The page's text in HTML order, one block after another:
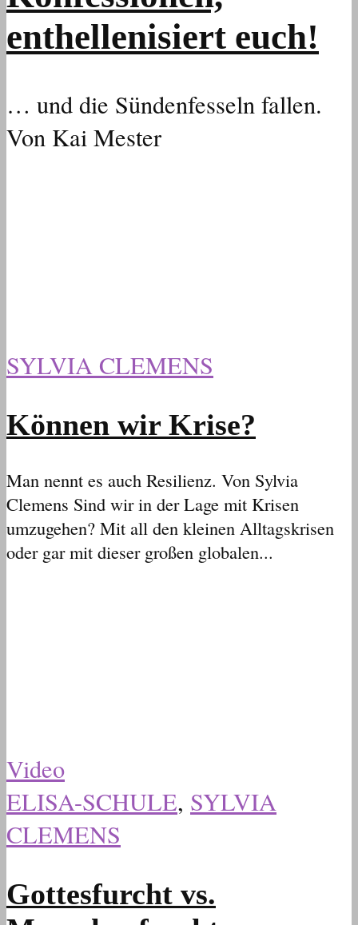
enthellenisiert euch!
… und die Sündenfesseln fallen.
Von Kai Mester
SYLVIA CLEMENS
Können wir Krise?
Man nennt es auch Resilienz. Von Sylvia
Clemens Sind wir in der Lage mit Krisen
umzugehen? Mit all den kleinen Alltagskrisen
oder gar mit dieser großen globalen...
Video
ELISA-SCHULE, SYLVIA
CLEMENS
Gottesfurcht vs.